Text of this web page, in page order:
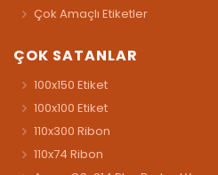
Çok Amaçlı Etiketler
ÇOK SATANLAR
100x150 Etiket
100x100 Etiket
110x300 Ribon
110x74 Ribon